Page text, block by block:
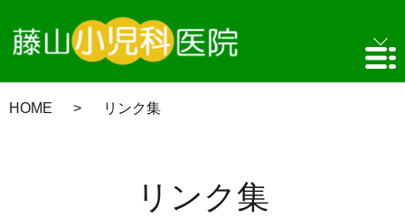
HOME リンク集
リンク集